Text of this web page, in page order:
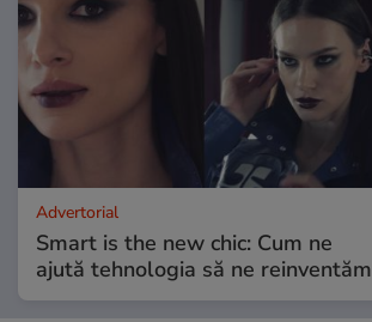
Advertorial
Smart is the new chic: Cum ne
ajută tehnologia să ne reinventăm